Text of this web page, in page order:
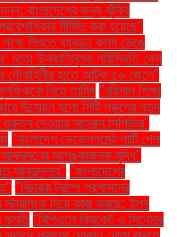
বাংলাদেশের জন্য ঝুঁকির
সীমিত করা হয়েছে"
পক্ষে লিখতে ব্যবহৃত কলম ভেঙে
মতো উসকানিমূলক পরিস্থিতি কেন
নৌবাহিনীর হাতে আটক ৫৬ জেলে"
নিয়ে তামিম "বরিশাল শিক্ষা
উন্মোচন হলো সিটি গ্রুপের নতুন
গুরুত্ব দেওয়ার আহ্বান সিপিডির"
"বাংলাদেশ ডেভেলপমেন্ট পার্টি পেল
আক্রমণের আশঙ্কাজনক বৃদ্ধি"
আবদুল্লাহ" "বাংলাদেশের
"বিচারক ট্রাম্প প্রশাসনের
স্টারলিংক নিয়ে কাজ করছে: ইলন
কমতি "বিপিএলে ক্রিকেট ও সিনেমার